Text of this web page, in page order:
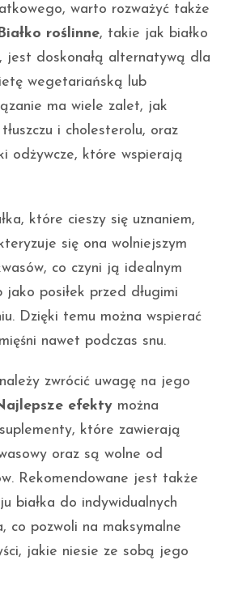
warto rozważyć także
roślinne, takie jak białko
jest doskonałą alternatywą dla
wegetariańską lub
ma wiele zalet, jak
i cholesterolu, oraz
odżywcze, które wspierają
które cieszy się uznaniem,
się ona wolniejszym
co czyni ją idealnym
posiłek przed długimi
Dzięki temu można wspierać
nawet podczas snu.
zwrócić uwagę na jego
efekty można
które zawierają
oraz są wolne od
Rekomendowane jest także
białka do indywidualnych
co pozwoli na maksymalne
jakie niesie ze sobą jego